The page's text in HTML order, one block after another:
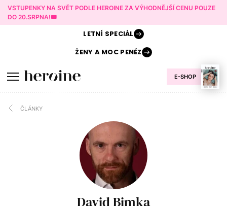
VSTUPENKY NA SVĚT PODLE HEROINE ZA VÝHODNĚJŠÍ CENU POUZE
DO 20.SRPNA!🎟️
E-SHOP
LETNÍ SPECIÁL
ŽENY AMOC PENĚZ
ČLÁNKY
David Bimka